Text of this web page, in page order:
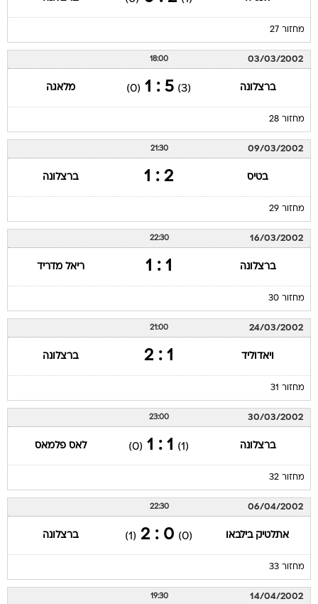
מחזור 27
03/03/2002
18:00
ברצלונה (3)
5 : 1
(0) מלאגה
מחזור 28
09/03/2002
21:30
בטיס 2 : 1 ברצלונה
מחזור 29
16/03/2002
22:30
ברצלונה 1 : 1 ריאל מדריד
מחזור 30
24/03/2002
21:00
ויאדוליד 1 : 2 ברצלונה
מחזור 31
30/03/2002
23:00
ברצלונה (1)
1 : 1
(0) לאס פלמאס
מחזור 32
06/04/2002
22:30
אתלטיק בילבאו (0)
0 : 2
(1) ברצלונה
מחזור 33
14/04/2002
19:30